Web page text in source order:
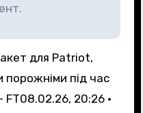
для Patriot,
порожніми під час
FT08.02.26, 20:26 •